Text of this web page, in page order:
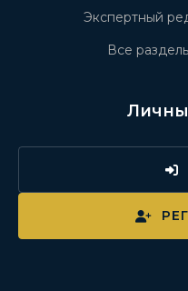
Экспертный
Все